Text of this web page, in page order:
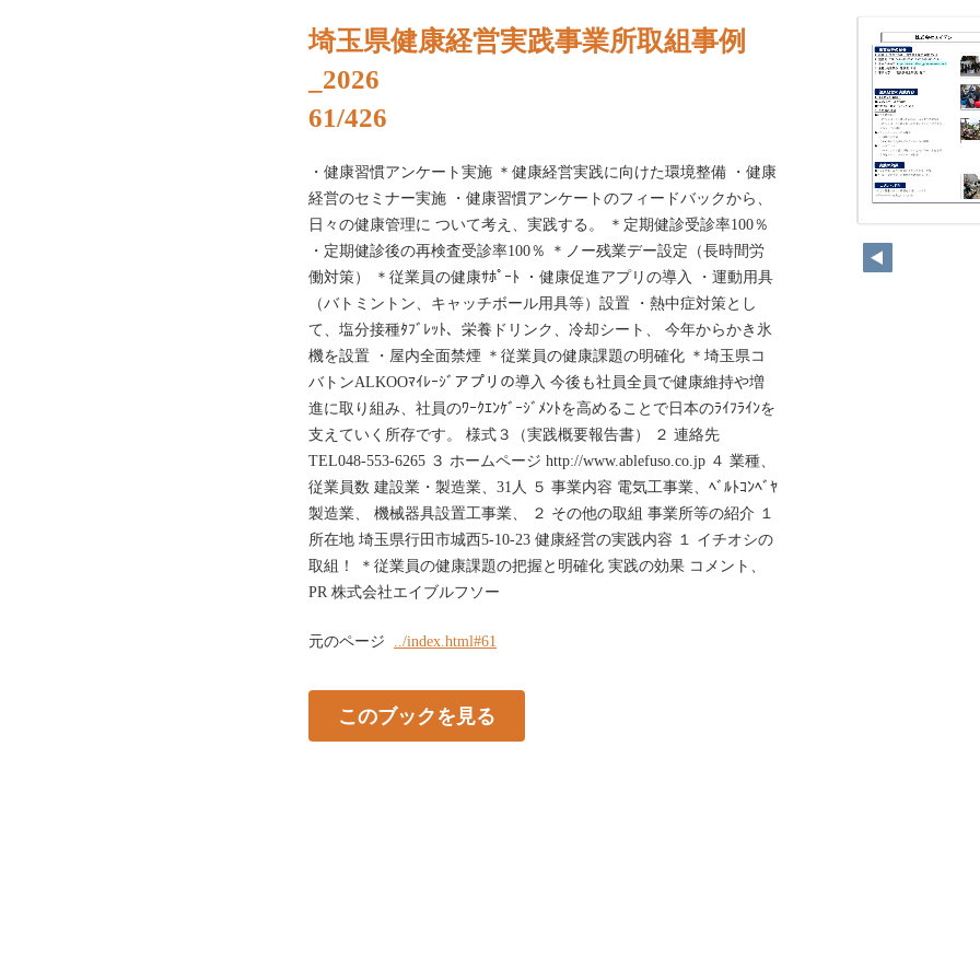
埼玉県健康経営実践事業所取組事例
_2026
61/426
・健康習慣アンケート実施 ＊健康経営実践に向けた環境整備 ・健康
経営のセミナー実施 ・健康習慣アンケートのフィードバックから、
日々の健康管理に ついて考え、実践する。 ＊定期健診受診率100％
・定期健診後の再検査受診率100％ ＊ノー残業デー設定（長時間労
働対策） ＊従業員の健康ｻﾎﾟｰﾄ ・健康促進アプリの導入 ・運動用具
（バトミントン、キャッチボール用具等）設置 ・熱中症対策とし
て、塩分接種ﾀﾌﾞﾚｯﾄ、栄養ドリンク、冷却シート、 今年からかき氷
機を設置 ・屋内全面禁煙 ＊従業員の健康課題の明確化 ＊埼玉県コ
バトンALKOOﾏｲﾚｰｼﾞアプリの導入 今後も社員全員で健康維持や増
進に取り組み、社員のﾜｰｸｴﾝｹﾞｰｼﾞﾒﾝﾄを高めることで日本のﾗｲﾌﾗｲﾝを
支えていく所存です。 様式３（実践概要報告書） ２ 連絡先
TEL048-553-6265 ３ ホームページ http://www.ablefuso.co.jp ４ 業種、
従業員数 建設業・製造業、31人 ５ 事業内容 電気工事業、ﾍﾞﾙﾄｺﾝﾍﾞﾔ
製造業、 機械器具設置工事業、 ２ その他の取組 事業所等の紹介 １
所在地 埼玉県行田市城西5-10-23 健康経営の実践内容 １ イチオシの
取組！ ＊従業員の健康課題の把握と明確化 実践の効果 コメント、
PR 株式会社エイブルフソー
元のページ ../index.html#61
このブックを見る